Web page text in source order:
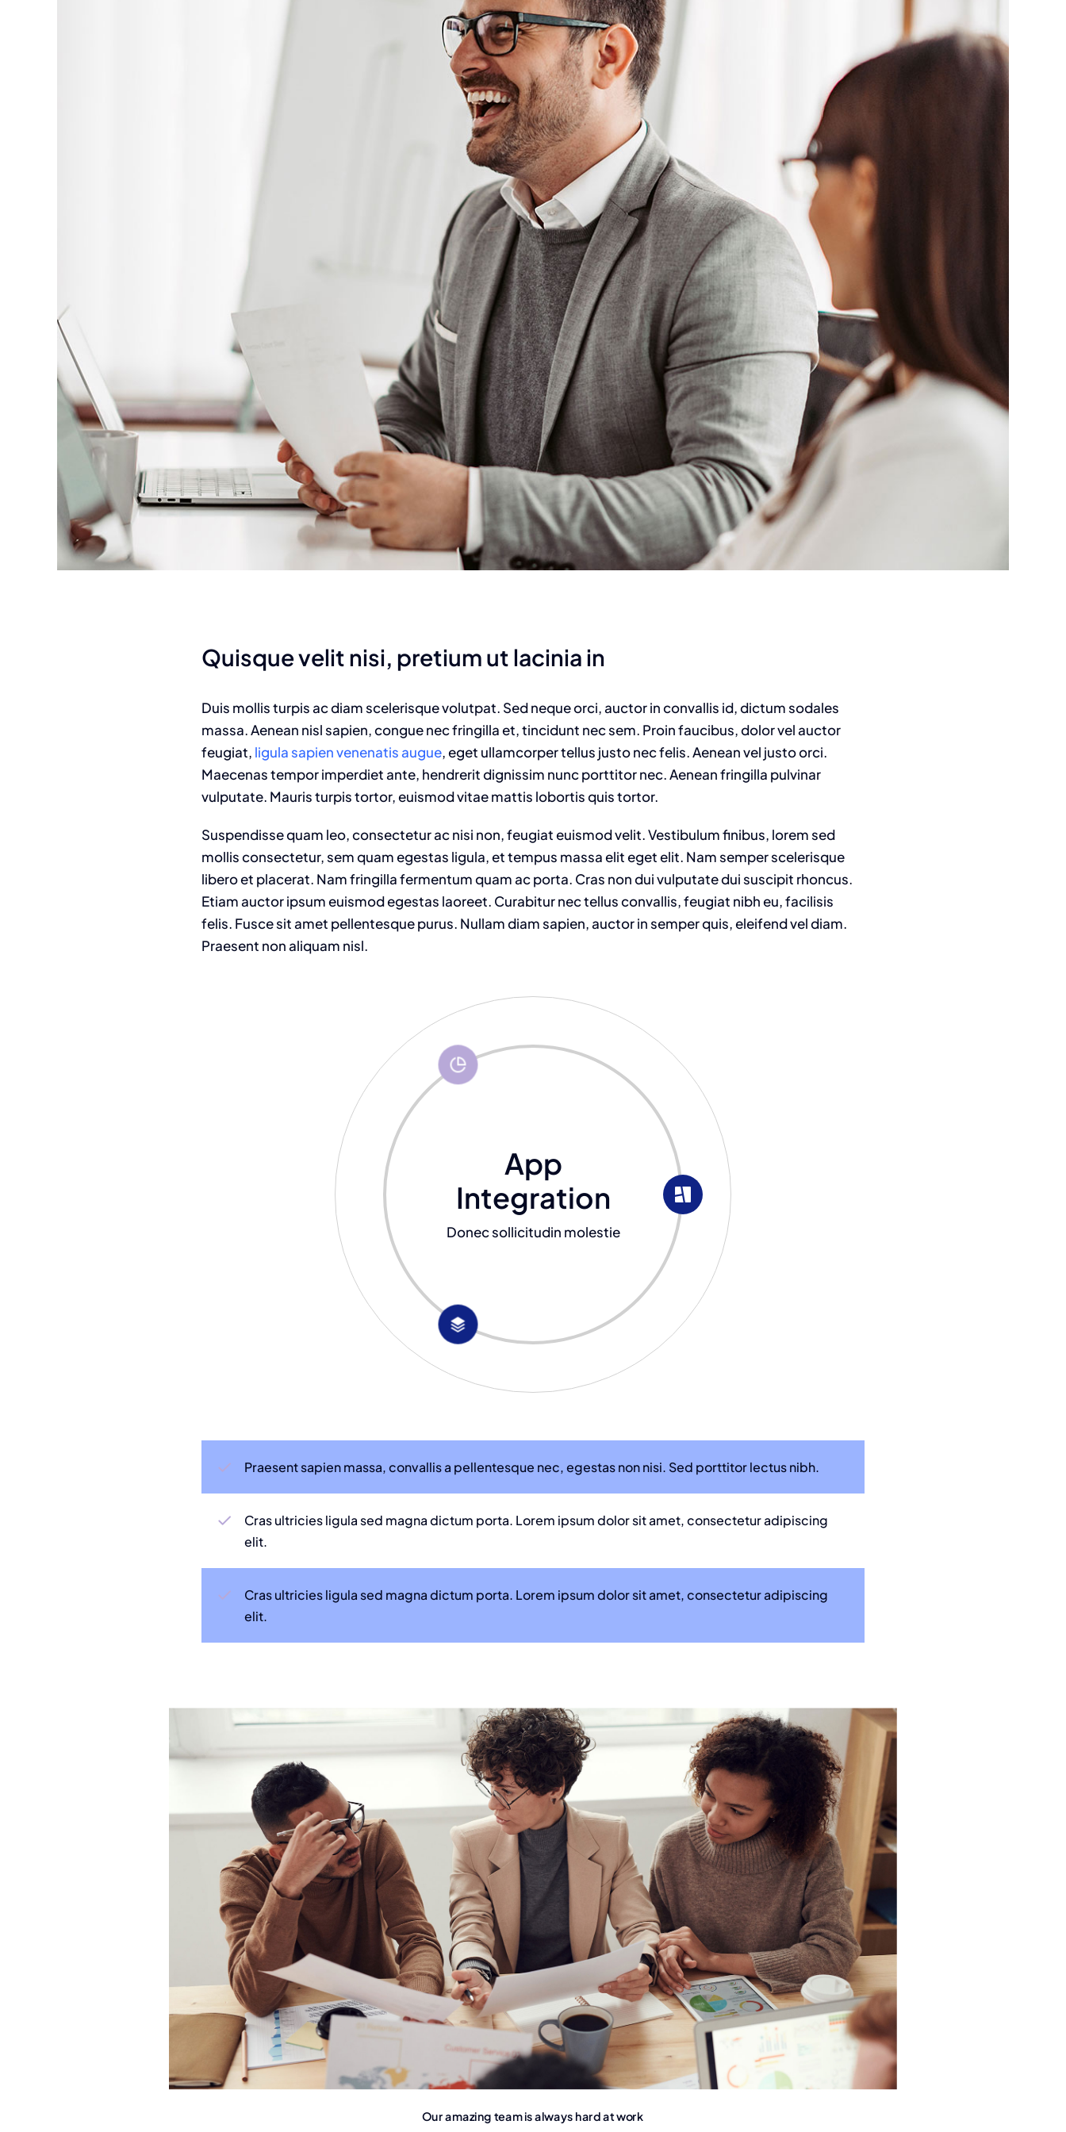
Quisque velit nisi, pretium ut lacinia in
Duis mollis turpis ac diam scelerisque volutpat. Sed neque orci, auctor in convallis id, dictum sodales
massa. Aenean nisl sapien, congue nec fringilla et, tincidunt nec sem. Proin faucibus, dolor vel auctor
feugiat, ligula sapien venenatis augue, eget ullamcorper tellus justo nec felis. Aenean vel justo orci.
Maecenas tempor imperdiet ante, hendrerit dignissim nunc porttitor nec. Aenean fringilla pulvinar
vulputate. Mauris turpis tortor, euismod vitae mattis lobortis quis tortor.
Suspendisse quam leo, consectetur ac nisi non, feugiat euismod velit. Vestibulum finibus, lorem sed
mollis consectetur, sem quam egestas ligula, et tempus massa elit eget elit. Nam semper scelerisque
libero et placerat. Nam fringilla fermentum quam ac porta. Cras non dui vulputate dui suscipit rhoncus.
Etiam auctor ipsum euismod egestas laoreet. Curabitur nec tellus convallis, feugiat nibh eu, facilisis
felis. Fusce sit amet pellentesque purus. Nullam diam sapien, auctor in semper quis, eleifend vel diam.
Praesent non aliquam nisl.
App
Integration
Donec sollicitudin molestie
Praesent sapien massa, convallis a pellentesque nec, egestas non nisi. Sed porttitor lectus nibh.
Cras ultricies ligula sed magna dictum porta. Lorem ipsum dolor sit amet, consectetur adipiscing
elit.
Cras ultricies ligula sed magna dictum porta. Lorem ipsum dolor sit amet, consectetur adipiscing
elit.
Our amazing team is always hard at work